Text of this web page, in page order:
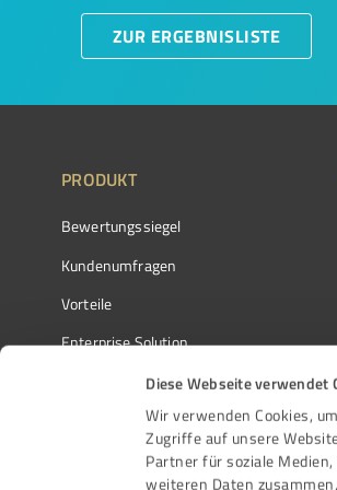
Diese Webseite verwendet
Wir verwenden Cookies,
Zugriffe auf unsere
Partner für soziale
weiteren Daten
ZUR ERGEBNISLISTE
PRODUKT
Bewertungssiegel
Kundenumfragen
Vorteile
Enterprise Solution
Partnerprogramm
Auszeichnungen